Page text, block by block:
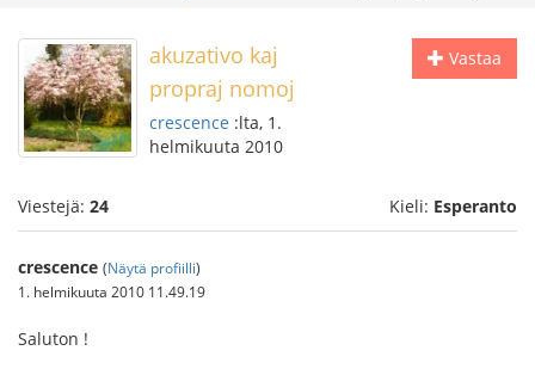
Vastaa
akuzativo kaj
propraj nomoj
crescence :lta, 1.
helmikuuta 2010
Viestejä: 24 Kieli: Esperanto
crescence (Näytä profiilli)
1. helmikuuta 2010 11.49.19
Saluton !